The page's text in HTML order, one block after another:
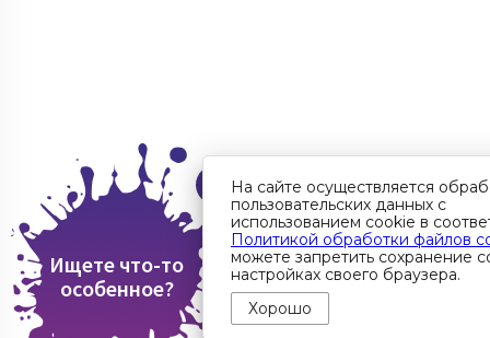
Ищете что-то
особенное?
На сайте осуществляется
пользовательских данных с
использованием cookie в
Политикой обработки файлов
можете запретить сохранение
настройках своего браузера.
Хорошо